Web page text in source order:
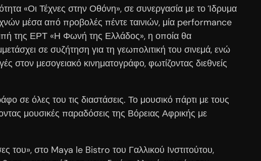
«Οι Τέχνες στην Οθόνη», σε συνεργασία με το Ίδρυμα
μέσα από προβολές πέντε ταινιών, μία performance
της ΕΡΤ «Η Φωνή της Ελλάδος», η οποία θα
σε συζήτηση για τη γεωπολιτική του σινεμά, ενώ
στον μεσογειακό κινηματογράφο, φωτίζοντας διεθνείς
σε όλες του τις διαστάσεις. Το μουσικό πάρτι με τους
μουσικές παραδόσεις της Βόρειας Αφρικής με
του», στο Maya le Bistro του Γαλλικού Ινστιτούτου,